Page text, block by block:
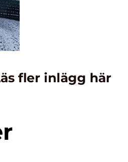
fler inlägg här